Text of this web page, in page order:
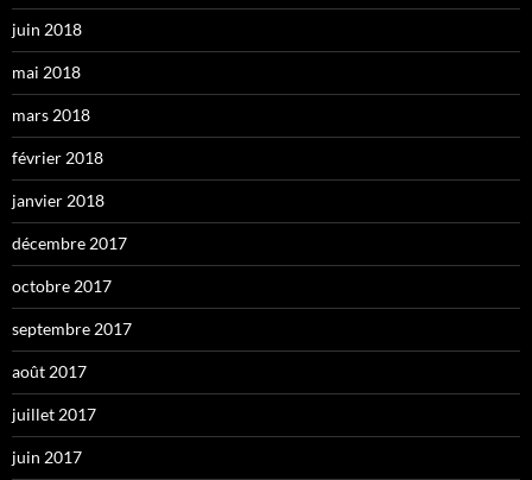
juin 2018
mai 2018
mars 2018
février 2018
janvier 2018
décembre 2017
octobre 2017
septembre 2017
août 2017
juillet 2017
juin 2017